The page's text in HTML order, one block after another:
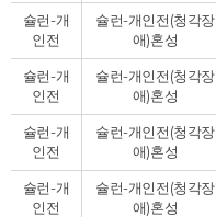
슐런-개
인전
슐런-개인전(청각장
애)혼성
슐런-개
인전
슐런-개인전(청각장
애)혼성
슐런-개
인전
슐런-개인전(청각장
애)혼성
슐런-개
인전
슐런-개인전(청각장
애)혼성